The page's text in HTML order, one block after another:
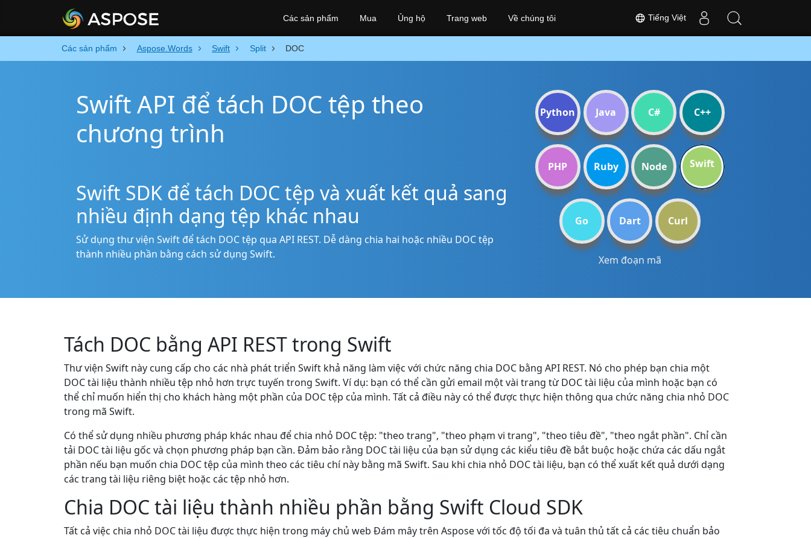
Các sản phẩm Aspose.Words Swift Split DOC
Swift API để tách DOC tệp theo
chương trình
Swift SDK để tách DOC tệp và xuất kết quả sang
nhiều định dạng tệp khác nhau
Sử dụng thư viện Swift để tách DOC tệp qua API REST. Dễ dàng chia hai hoặc nhiều DOC tệp
thành nhiều phần bằng cách sử dụng Swift.
Python Java C# C++
PHP Ruby Node Swift
Go Dart Curl
Xem đoạn mã
Tách DOC bằng API REST trong Swift
Thư viện Swift này cung cấp cho các nhà phát triển Swift khả năng làm việc với chức năng chia DOC bằng API REST. Nó cho phép bạn chia một
DOC tài liệu thành nhiều tệp nhỏ hơn trực tuyến trong Swift. Ví dụ: bạn có thể cần gửi email một vài trang từ DOC tài liệu của mình hoặc bạn có
thể chỉ muốn hiển thị cho khách hàng một phần của DOC tệp của mình. Tất cả điều này có thể được thực hiện thông qua chức năng chia nhỏ DOC
trong mã Swift.
Có thể sử dụng nhiều phương pháp khác nhau để chia nhỏ DOC tệp: "theo trang", "theo phạm vi trang", "theo tiêu đề", "theo ngắt phần". Chỉ cần
tải DOC tài liệu gốc và chọn phương pháp bạn cần. Đảm bảo rằng DOC tài liệu của bạn sử dụng các kiểu tiêu đề bắt buộc hoặc chứa các dấu ngắt
phần nếu bạn muốn chia DOC tệp của mình theo các tiêu chí này bằng mã Swift. Sau khi chia nhỏ DOC tài liệu, bạn có thể xuất kết quả dưới dạng
các trang tài liệu riêng biệt hoặc các tệp nhỏ hơn.
Chia DOC tài liệu thành nhiều phần bằng Swift Cloud SDK
Tất cả việc chia nhỏ DOC tài liệu được thực hiện trong máy chủ web Đám mây trên Aspose với tốc độ tối đa và tuân thủ tất cả các tiêu chuẩn bảo
Tiếng Việt
Các sản phẩm Mua Ủng hộ Trang web Về chúng tôi